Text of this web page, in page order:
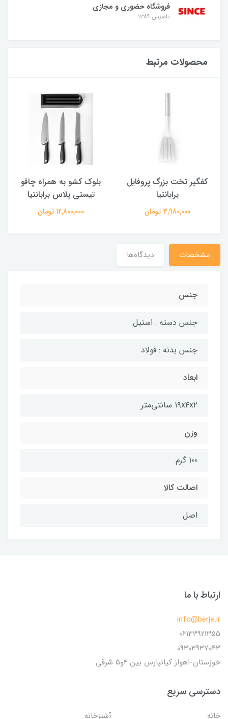
فروشگاه حضوری و مجازی
تاسیس ۱۳۸۹
محصولات مرتبط
کفگیر تخت بزرگ پروفایل
برابانتیا
3,980,000 تومان
بلوک کشو به همراه چاقو
تیستی پلاس برابانتیا
12,800,000 تومان
مشخصات دیدگاه‌ها
جنس
جنس دسته : استیل
جنس بدنه : فولاد
ابعاد
۱۹x۴x۲ سانتی‌متر
وزن
۱۰۰ گرم
اصالت کالا
اصل
ارتباط با ما
info@berje.ir
06133921355
09303937043
خوزستان-اهواز کیانپارس بین 4و5 شرقی
دسترسی سریع
خانه آشپزخانه